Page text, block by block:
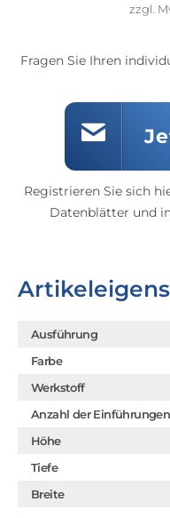
zzgl.
Fragen Sie Ihren
Registrieren Sie sich
Datenblätter und
Ausführung
Farbe
Werkstoff
Anzahl der Einführungen
Höhe
Tiefe
Breite